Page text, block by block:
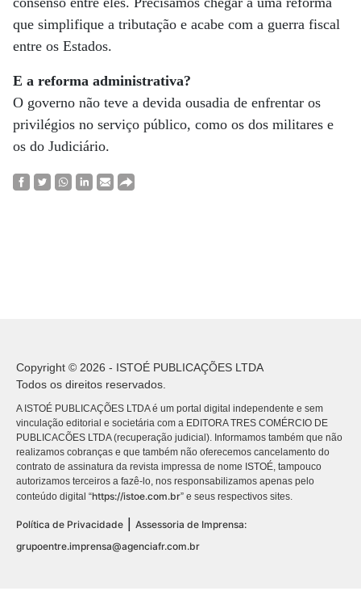
que simplifique a tributação e acabe com a guerra fiscal
entre os Estados.
E a reforma administrativa?
O governo não teve a devida ousadia de enfrentar os
privilégios no serviço público, como os dos militares e
os do Judiciário.
Copyright © 2026 - ISTOÉ PUBLICAÇÕES LTDA
Todos os direitos reservados.
A ISTOÉ PUBLICAÇÕES LTDA é um portal digital independente e sem
vinculação editorial e societária com a EDITORA TRES COMÉRCIO DE
PUBLICACÕES LTDA (recuperação judicial). Informamos também que não
realizamos cobranças e que também não oferecemos cancelamento do
contrato de assinatura da revista impressa de nome ISTOÉ, tampouco
autorizamos terceiros a fazê-lo, nos responsabilizamos apenas pelo
conteúdo digital “https://istoe.com.br” e seus respectivos sites.
Política de Privacidade
Assessoria de Imprensa:
grupoentre.imprensa@agenciafr.com.br